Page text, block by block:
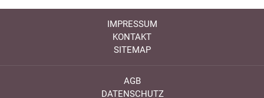
IMPRESSUM
KONTAKT
SITEMAP
AGB
DATENSCHUTZ